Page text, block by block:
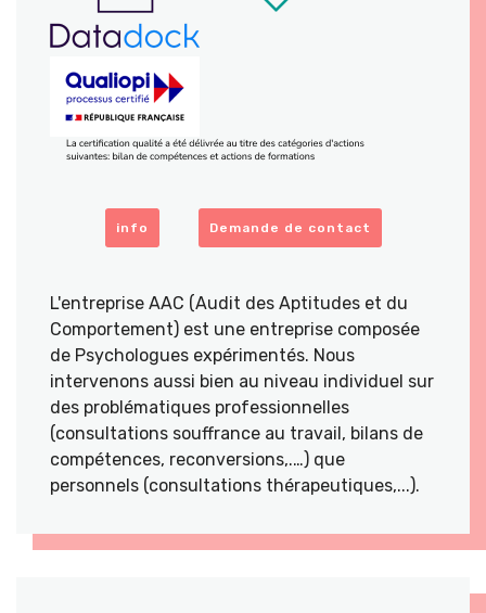
info Demande de contact
L'entreprise AAC (Audit des Aptitudes et du
Comportement) est une entreprise composée
de Psychologues expérimentés. Nous
intervenons aussi bien au niveau individuel sur
des problématiques professionnelles
(consultations souffrance au travail, bilans de
compétences, reconversions,.…) que
personnels (consultations thérapeutiques,...).